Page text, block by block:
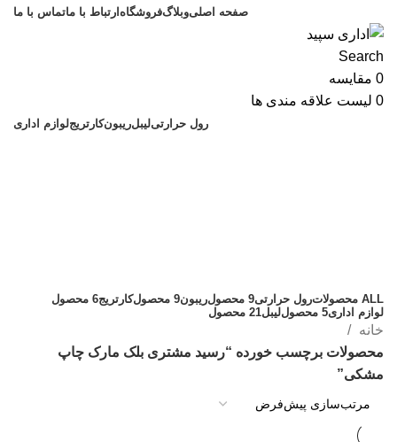
صفحه اصلیوبلاگفروشگاه ارتباط با ماتماس با ما
Search
0 مقایسه
0 لیست علاقه مندی ها
رول حرارتیلیبلریبونکارتریجلوازم اداری
ALL محصولاترول حرارتی9 محصول ریبون9 محصول کارتریج6 محصول
لوازم اداری5 محصول لیبل21 محصول
خانه
محصولات برچسب خورده “رسید مشتری بلک مارک چاپ
مشکی”